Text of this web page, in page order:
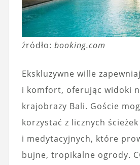
źródło: booking.com
Ekskluzywne wille
i komfort, oferując widoki
krajobrazy Bali. Goście
korzystać z licznych
i medytacyjnych, które
bujne, tropikalne ogrody.